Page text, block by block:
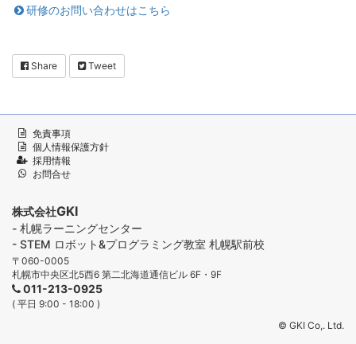
研修のお問い合わせはこちら
Share Tweet
免責事項
個人情報保護方針
採用情報
お問合せ
株式会社GKI
- 札幌ラーニングセンター
- STEM ロボット&プログラミング教室 札幌駅前校
〒060-0005
札幌市中央区北5西6 第二北海道通信ビル 6F・9F
011-213-0925
( 平日 9:00 - 18:00 )
© GKI Co,. Ltd.